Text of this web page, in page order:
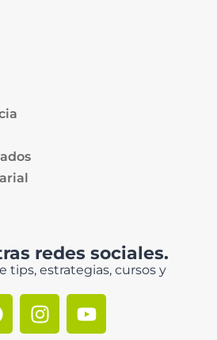
redes sociales.
tips, estrategias, cursos y